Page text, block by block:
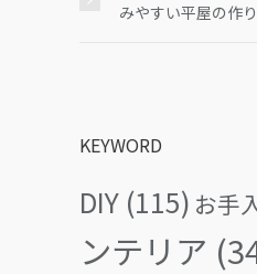
みやすい平屋の作
KEYWORD
DIY (115) お手
ンテリア